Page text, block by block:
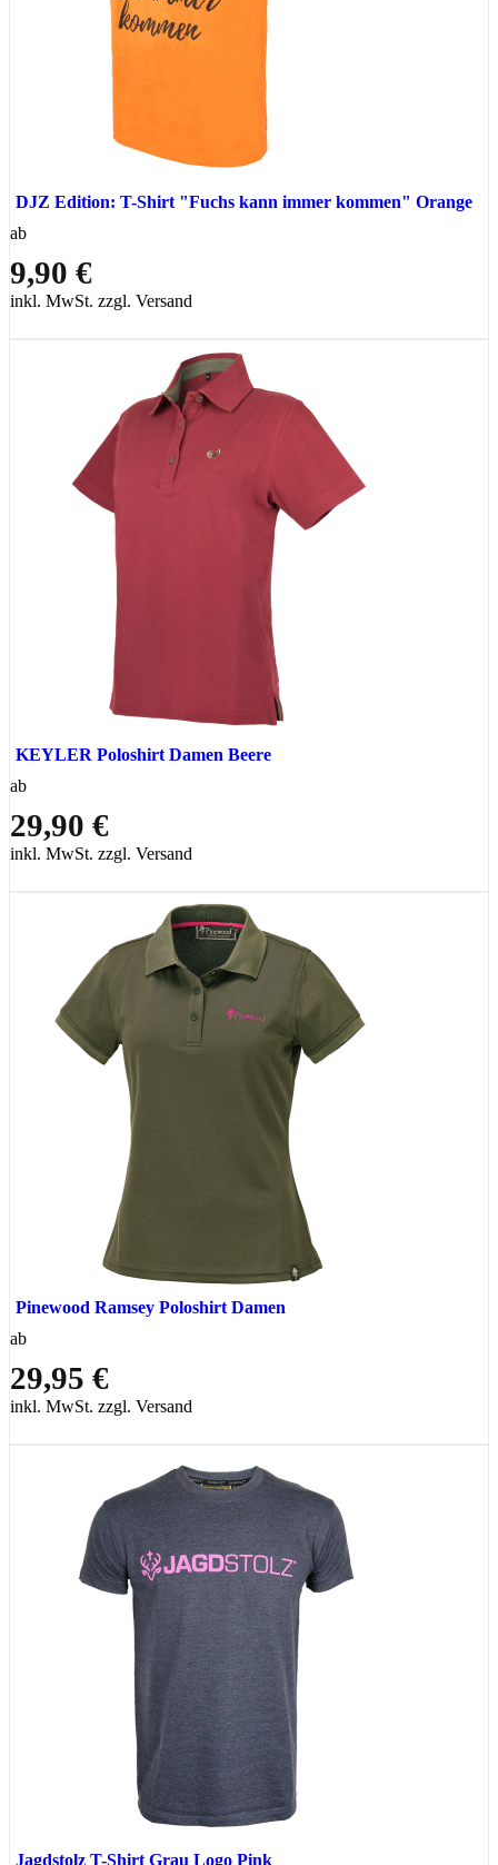
DJZ Edition: T-Shirt "Fuchs kann immer kommen" Orange
ab
9,90 €
inkl. MwSt. zzgl. Versand
KEYLER Poloshirt Damen Beere
ab
29,90 €
inkl. MwSt. zzgl. Versand
Pinewood Ramsey Poloshirt Damen
ab
29,95 €
inkl. MwSt. zzgl. Versand
Jagdstolz T-Shirt Grau Logo Pink